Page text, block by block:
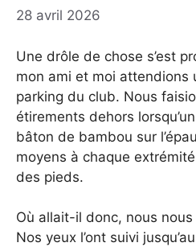
28 avril 2026
Une drôle de chose s’est
mon ami et moi attendions
parking du club. Nous
étirements dehors
bâton de bambou sur
moyens à chaque
des pieds.
Où allait-il donc, nous
Nos yeux l’ont suivi